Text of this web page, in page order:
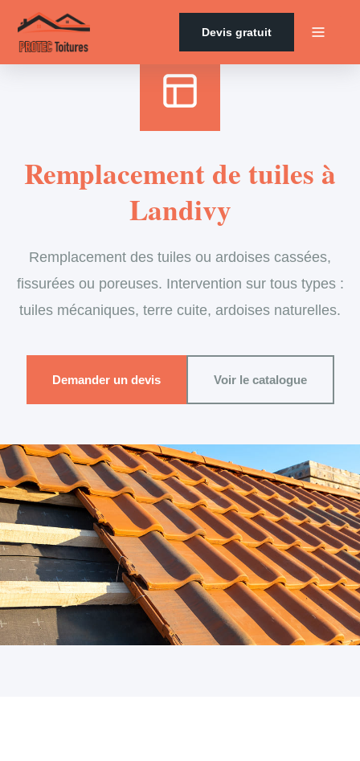
Devis gratuit
Remplacement de tuiles à
Landivy
Remplacement des tuiles ou ardoises cassées,
fissurées ou poreuses. Intervention sur tous types :
tuiles mécaniques, terre cuite, ardoises naturelles.
Demander un devis Voir le catalogue